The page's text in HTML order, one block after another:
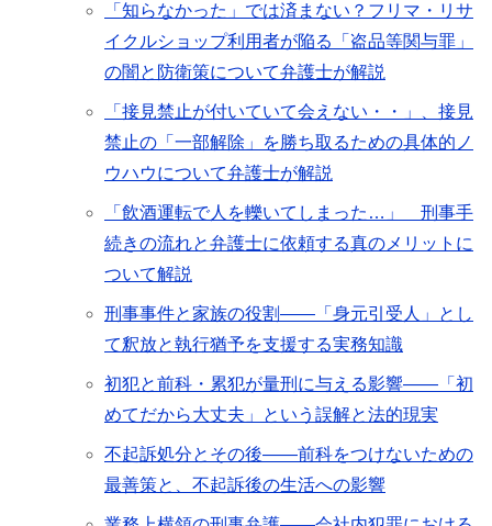
「知らなかった」では済まない？フリマ・リサ
イクルショップ利用者が陥る「盗品等関与罪」
の闇と防衛策について弁護士が解説
「接見禁止が付いていて会えない・・」、接見
禁止の「一部解除」を勝ち取るための具体的ノ
ウハウについて弁護士が解説
「飲酒運転で人を轢いてしまった…」 刑事手
続きの流れと弁護士に依頼する真のメリットに
ついて解説
刑事事件と家族の役割――「身元引受人」とし
て釈放と執行猶予を支援する実務知識
初犯と前科・累犯が量刑に与える影響――「初
めてだから大丈夫」という誤解と法的現実
不起訴処分とその後――前科をつけないための
最善策と、不起訴後の生活への影響